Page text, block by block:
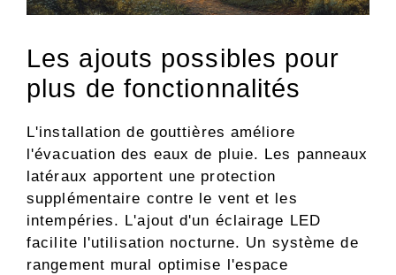
Les ajouts possibles pour
plus de fonctionnalités
L'installation de gouttières améliore
l'évacuation des eaux de pluie. Les panneaux
latéraux apportent une protection
supplémentaire contre le vent et les
intempéries. L'ajout d'un éclairage LED
facilite l'utilisation nocturne. Un système de
rangement mural optimise l'espace